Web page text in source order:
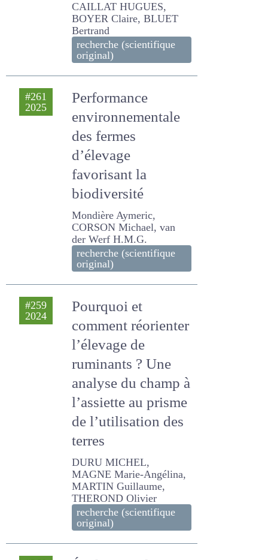
HUGUES, BOYER Claire,
BLUET Bertrand
recherche (scientifique
original)
2025
environnementale
des fermes
d’élevage
favorisant la
biodiversité
Mondière Aymeric,
CORSON Michael, van der
Werf H.M.G.
recherche (scientifique
original)
2024
comment
réorienter l’élevage
de ruminants ?
Une analyse du
champ à l’assiette
au prisme de
l’utilisation des
terres
DURU MICHEL, MAGNE
Marie-Angélina, MARTIN
Guillaume, THEROND
Olivier
recherche (scientifique
original)